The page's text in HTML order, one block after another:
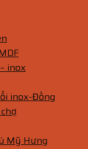
inox
inox-Đồng
Mỹ Hưng